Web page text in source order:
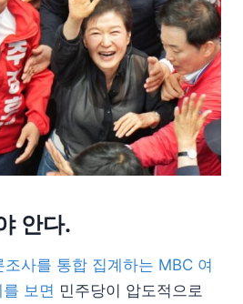
안다.
사를 통합 집계하는 MBC 여
보면 민주당이 압도적으로